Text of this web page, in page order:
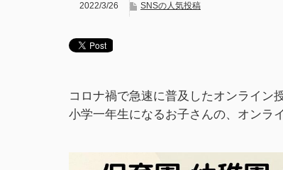
2022/3/26 SNSの人気投稿
コロナ禍で急速に普及したオンライン授
小学一年生になるお子さんの、オンラ